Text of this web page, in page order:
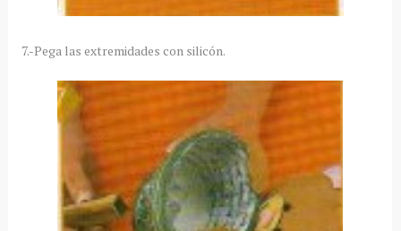
7.-Pega las extremidades con silicón.